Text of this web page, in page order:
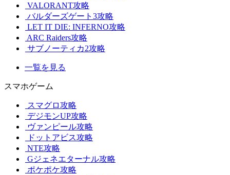
VALORANT攻略
バルダーズゲート3攻略
LET IT DIE: INFERNO攻略
ARC Raiders攻略
サブノーティカ2攻略
一覧を見る
スマホゲーム
スマグロ攻略
デジモンUP攻略
ヴァンピール攻略
ドットアビス攻略
NTE攻略
Gジェネエターナル攻略
ポケポケ攻略